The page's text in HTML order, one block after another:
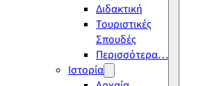
Διδακτική
Τουριστικές
Σπουδές
Περισσότερα…
Ιστορία